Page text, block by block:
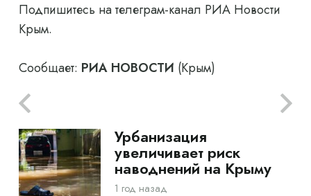
Подпишитесь на телеграм-канал РИА Новости
Крым.
Сообщает: РИА НОВОСТИ (Крым)
Урбанизация
увеличивает риск
наводнений на Крыму
1 год назад